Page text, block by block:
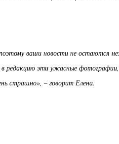
ваши новости не остаются
редакцию эти ужасные
страшно», – говорит Елена.